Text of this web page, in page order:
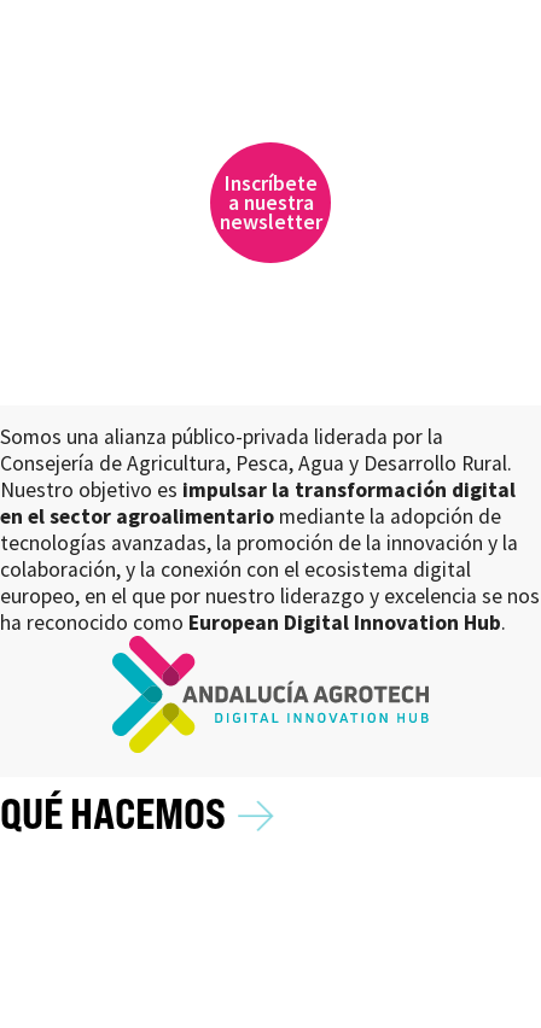
Somos una alianza público-privada liderada por la
Consejería de Agricultura, Pesca, Agua y Desarrollo Rural.
Nuestro objetivo es impulsar la transformación digital
en el sector agroalimentario mediante la adopción de
tecnologías avanzadas, la promoción de la innovación y la
colaboración, y la conexión con el ecosistema digital
europeo, en el que por nuestro liderazgo y excelencia se nos
ha reconocido como European Digital Innovation Hub.
Inscríbete
a nuestra
newsletter
QUÉ HACEMOS →